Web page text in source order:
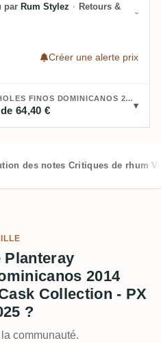
par Rum Stylez · Retours &
Créer une alerte prix
ACHETER PLANTERAY ALCOHOLES FINOS DOMINICANOS 2014 PLANTERAY - SINGLE CASK COLLECTION - PX SHERRY CASK - B. 2025 :
64,40 €
des notes Critiques de rhum
Planteray
2014
Collection - PX
?
communauté.